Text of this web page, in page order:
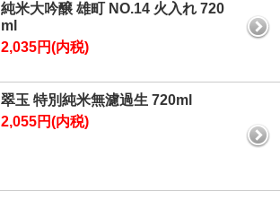
純米大吟醸 雄町 NO.14 火入れ 720
ml
2,035円(内税)
翠玉 特別純米無濾過生 720ml
2,055円(内税)